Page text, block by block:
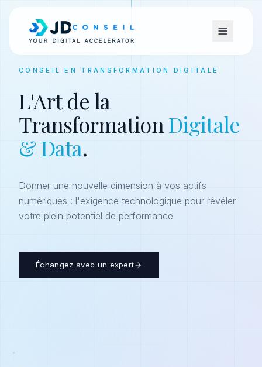
CONSEIL EN TRANSFORMATION DIGITALE
L'Art de la
Transformation Digitale
& Data.
Donner une nouvelle dimension à vos actifs
numériques : l'exigence technologique pour révéler
votre plein potentiel de performance
Échangez avec un expert